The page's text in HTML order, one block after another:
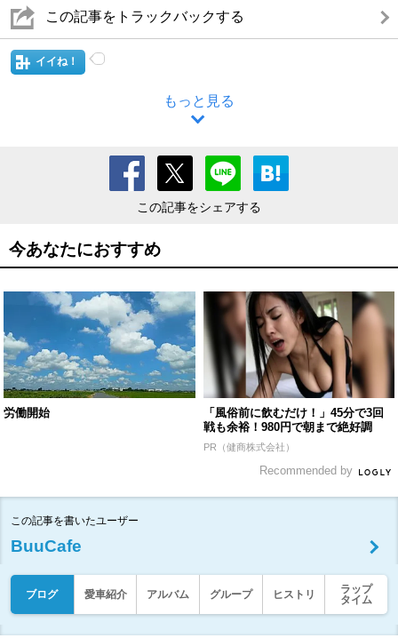
この記事をトラックバックする
イイね！
もっと見る
この記事をシェアする
今あなたにおすすめ
労働開始
「風俗前に飲むだけ！」45分で3回
戦も余裕！980円で朝まで絶好調
PR（健商株式会社）
Recommended by
この記事を書いたユーザー
BuuCafe
ブログ 愛車紹介 アルバム グループ ヒストリ
ラップ
タイム